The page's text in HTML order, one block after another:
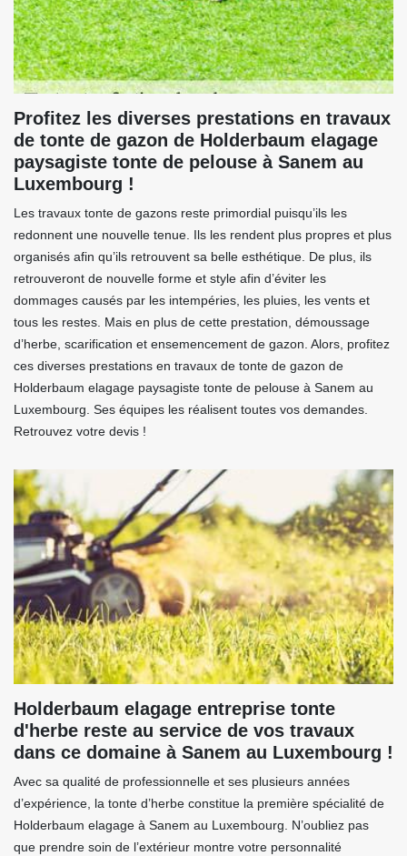
Profitez les diverses prestations en travaux
de tonte de gazon de Holderbaum elagage
paysagiste tonte de pelouse à Sanem au
Luxembourg !
Les travaux tonte de gazons reste primordial puisqu’ils les
redonnent une nouvelle tenue. Ils les rendent plus propres et plus
organisés afin qu’ils retrouvent sa belle esthétique. De plus, ils
retrouveront de nouvelle forme et style afin d’éviter les
dommages causés par les intempéries, les pluies, les vents et
tous les restes. Mais en plus de cette prestation, démoussage
d’herbe, scarification et ensemencement de gazon. Alors, profitez
ces diverses prestations en travaux de tonte de gazon de
Holderbaum elagage paysagiste tonte de pelouse à Sanem au
Luxembourg. Ses équipes les réalisent toutes vos demandes.
Retrouvez votre devis !
Holderbaum elagage entreprise tonte
d'herbe reste au service de vos travaux
dans ce domaine à Sanem au Luxembourg !
Avec sa qualité de professionnelle et ses plusieurs années
d’expérience, la tonte d’herbe constitue la première spécialité de
Holderbaum elagage à Sanem au Luxembourg. N’oubliez pas
que prendre soin de l’extérieur montre votre personnalité